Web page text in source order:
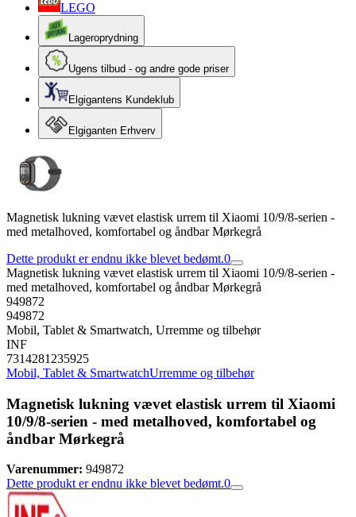
LEGO
Lageroprydning
Ugens tilbud - og andre gode priser
Elgigantens Kundeklub
Elgiganten Erhverv
Magnetisk lukning vævet elastisk urrem til Xiaomi 10/9/8-serien -
med metalhoved, komfortabel og åndbar Mørkegrå
Dette produkt er endnu ikke blevet bedømt.0
Magnetisk lukning vævet elastisk urrem til Xiaomi 10/9/8-serien -
med metalhoved, komfortabel og åndbar Mørkegrå
949872
949872
Mobil, Tablet & Smartwatch, Urremme og tilbehør
INF
7314281235925
Mobil, Tablet & SmartwatchUrremme og tilbehør
Magnetisk lukning vævet elastisk urrem til Xiaomi
10/9/8-serien - med metalhoved, komfortabel og
åndbar Mørkegrå
Varenummer: 949872
Dette produkt er endnu ikke blevet bedømt.0